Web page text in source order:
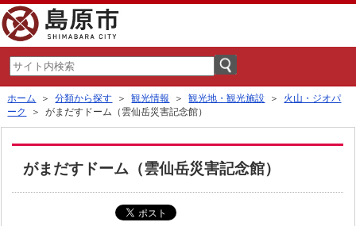
ホーム ＞分類から探す ＞観光情報 ＞観光地・観光施設 ＞ 火山・ジオパ
ーク
＞ がまだすドーム（雲仙岳災害記念館）
がまだすドーム（雲仙岳災害記念館）